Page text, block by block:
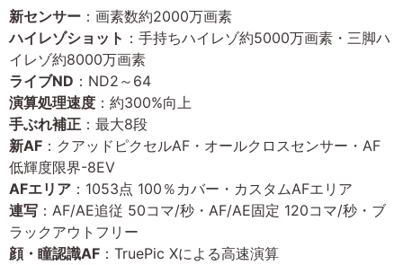
新センサー ：画素数約2000万画素
ハイレゾショット ：手持ちハイレゾ約5000万画素・三脚ハ
イレゾ約8000万画素
ライブND ：ND2～64
演算処理速度 ：約300%向上
手ぶれ補正 ：最大8段
新AF ：クアッドピクセルAF・オールクロスセンサー・AF
低輝度限界-8EV
AFエリア ：1053点 100％カバー・カスタムAFエリア
連写 ：AF/AE追従 50コマ/秒・AF/AE固定 120コマ/秒・ブ
ラックアウトフリー
顔・瞳認識AF ：TruePic Xによる高速演算